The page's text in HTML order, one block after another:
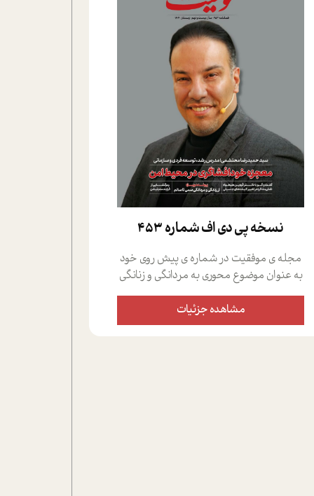
نسخه پي دي اف شماره 453
مجله ی موفقیت در شماره ی پیش روی خود
به عنوان موضوع محوری به مردانگی و زنانگی
سمی پرداخته است؛ علاوه بر این که؛ گفت و
گویی اختصاصی داشته ایم با فردین علیخواه،
جامعه شناس در بخش های مختلف تلاش
مشاهده جزئیات